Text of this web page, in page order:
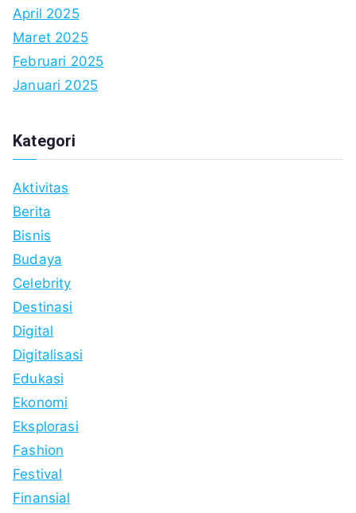
April 2025
Maret 2025
Februari 2025
Januari 2025
Kategori
Aktivitas
Berita
Bisnis
Budaya
Celebrity
Destinasi
Digital
Digitalisasi
Edukasi
Ekonomi
Eksplorasi
Fashion
Festival
Finansial